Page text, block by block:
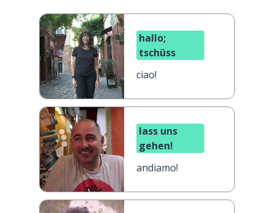
hallo;
tschüss
ciao!
lass uns
gehen!
andiamo!